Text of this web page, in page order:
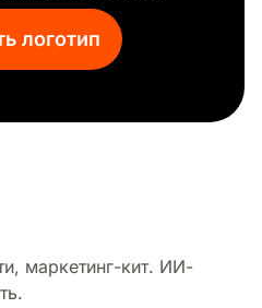
логотип
маркетинг-кит. ИИ-